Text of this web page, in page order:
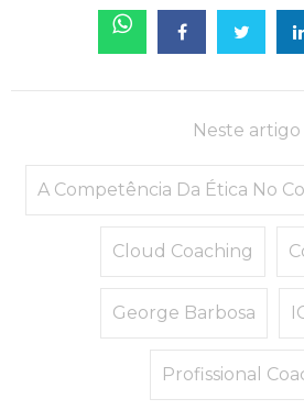
Neste artigo
A Competência Da Ética No
Cloud Coaching
George Barbosa
Profissional